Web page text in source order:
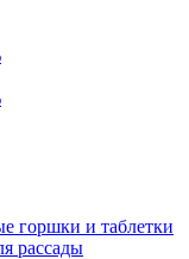
горшки и таблетки
рассады